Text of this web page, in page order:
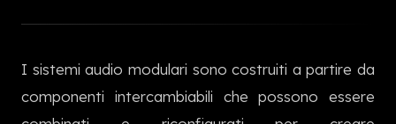
I sistemi audio modulari sono costruiti a partire da
componenti intercambiabili che possono essere
Русский
中文